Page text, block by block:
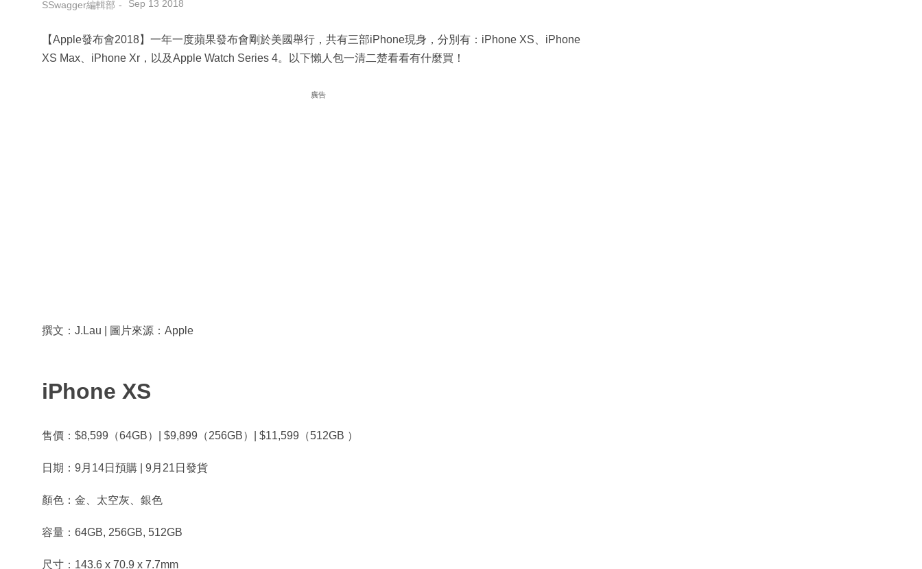
SSwagger編輯部 Sep 13 2018
【Apple發布會2018】一年一度蘋果發布會剛於美國舉行，共有三部iPhone現身，分別有：iPhone XS、iPhone
XS Max、iPhone Xr，以及Apple Watch Series 4。以下懶人包一清二楚看看有什麼買！
廣告
撰文：J.Lau | 圖片來源：Apple
iPhone XS
售價：$8,599（64GB）| $9,899（256GB）| $11,599（512GB ）
日期：9月14日預購 | 9月21日發貨
顏色：金、太空灰、銀色
容量：64GB, 256GB, 512GB
尺寸：143.6 x 70.9 x 7.7mm